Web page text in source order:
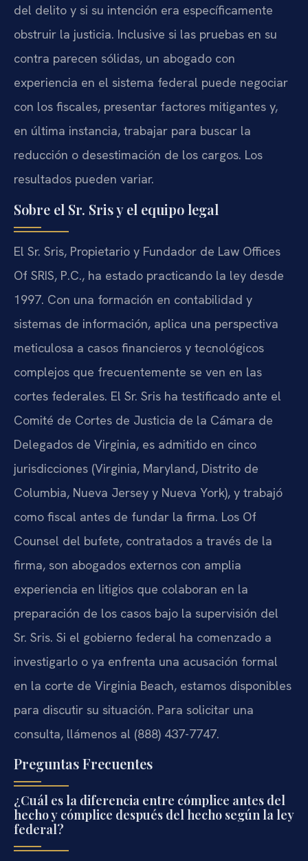
del delito y si su intención era específicamente
obstruir la justicia. Inclusive si las pruebas en su
contra parecen sólidas, un abogado con
experiencia en el sistema federal puede negociar
con los fiscales, presentar factores mitigantes y,
en última instancia, trabajar para buscar la
reducción o desestimación de los cargos. Los
resultados pueden variar.
Sobre el Sr. Sris y el equipo legal
El Sr. Sris, Propietario y Fundador de Law Offices
Of SRIS, P.C., ha estado practicando la ley desde
1997. Con una formación en contabilidad y
sistemas de información, aplica una perspectiva
meticulosa a casos financieros y tecnológicos
complejos que frecuentemente se ven en las
cortes federales. El Sr. Sris ha testificado ante el
Comité de Cortes de Justicia de la Cámara de
Delegados de Virginia, es admitido en cinco
jurisdicciones (Virginia, Maryland, Distrito de
Columbia, Nueva Jersey y Nueva York), y trabajó
como fiscal antes de fundar la firma. Los Of
Counsel del bufete, contratados a través de la
firma, son abogados externos con amplia
experiencia en litigios que colaboran en la
preparación de los casos bajo la supervisión del
Sr. Sris. Si el gobierno federal ha comenzado a
investigarlo o ya enfrenta una acusación formal
en la corte de Virginia Beach, estamos disponibles
para discutir su situación. Para solicitar una
consulta, llámenos al (888) 437-7747.
Preguntas Frecuentes
¿Cuál es la diferencia entre cómplice antes del
hecho y cómplice después del hecho según la ley
federal?